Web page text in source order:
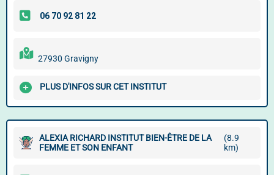
27930 Gravigny
PLUS D'INFOS SUR CET INSTITUT
ALEXIA RICHARD INSTITUT BIEN-ÊTRE DE LA
FEMME ET SON ENFANT
(8.9
km)